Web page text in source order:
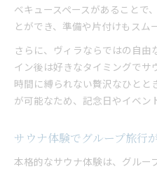
ベキュースペースがあることで
とができ、準備や片付けもスム
さらに、ヴィラならではの自
イン後は好きなタイミングでサ
時間に縛られない贅沢なひとと
が可能なため、記念日やイベン
サウナ体験でグループ旅行
本格的なサウナ体験は、グルー